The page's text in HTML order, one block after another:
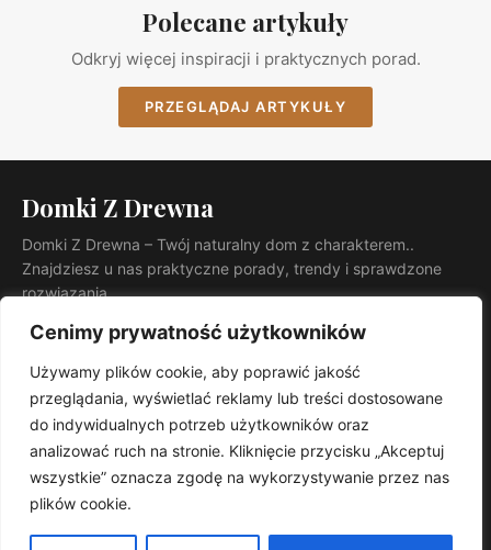
Cenimy prywatność użytkowników
Używamy plików cookie, aby poprawić jakość
przeglądania, wyświetlać reklamy lub treści dostosowane
do indywidualnych potrzeb użytkowników oraz
analizować ruch na stronie. Kliknięcie przycisku „Akceptuj
wszystkie” oznacza zgodę na wykorzystywanie przez nas
plików cookie.
Polecane artykuły
Odkryj więcej inspiracji i praktycznych porad.
PRZEGLĄDAJ ARTYKUŁY
Domki Z Drewna
Domki Z Drewna – Twój naturalny dom z charakterem..
Znajdziesz u nas praktyczne porady, trendy i sprawdzone
rozwiązania.
INFORMACJE
Kontakt
Mapa witryny
Polityka prywatności
RSS